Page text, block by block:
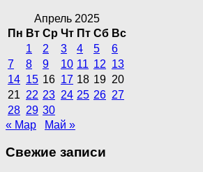
Апрель 2025
Пн Вт Ср Чт Пт Сб Вс
1
2 3 4 5
6
7
8 9 10 11 12 13
14 15 16 17 18 19 20
21 22 23 24 25 26 27
28 29 30
« Мар
Май »
Свежие записи